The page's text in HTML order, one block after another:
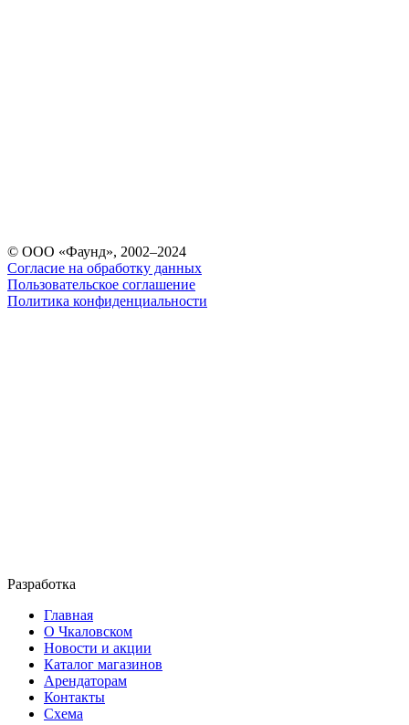
© ООО «Фаунд», 2002–2024
Согласие на обработку данных
Пользовательское соглашение
Политика конфиденциальности
Разработка
Главная
О Чкаловском
Новости и акции
Каталог магазинов
Арендаторам
Контакты
Схема